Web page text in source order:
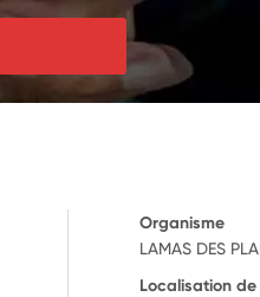
Organisme
LAMAS DES
Localisation